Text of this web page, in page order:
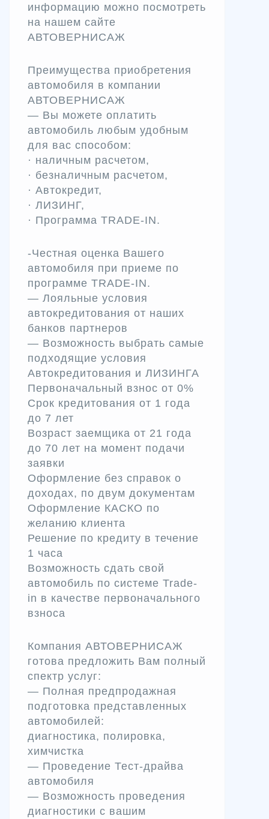
информацию можно посмотреть
на нашем сайте
АВТОВЕРНИСАЖ
Преимущества приобретения
автомобиля в компании
АВТОВЕРНИСАЖ
— Вы можете оплатить
автомобиль любым удобным
для вас способом:
· наличным расчетом,
· безналичным расчетом,
· Автокредит,
· ЛИЗИНГ,
· Программа TRADЕ-IN.
-Честная оценка Вашего
автомобиля при приеме по
программе TRADE-IN.
— Лояльные условия
автокредитования от наших
банков партнеров
— Возможность выбрать самые
подходящие условия
Автокредитования и ЛИЗИНГА
Первоначальный взнос от 0%
Срок кредитования от 1 года
до 7 лет
Возраст заемщика от 21 года
до 70 лет на момент подачи
заявки
Оформление без справок о
доходах, по двум документам
Оформление КАСКО по
желанию клиента
Решение по кредиту в течение
1 часа
Возможность сдать свой
автомобиль по системе Trade-
in в качестве первоначального
взноса
Компания АВТОВЕРНИСАЖ
готова предложить Вам полный
спектр услуг:
— Полная предпродажная
подготовка представленных
автомобилей:
диагностика, полировка,
химчистка
— Проведение Тест-драйва
автомобиля
— Возможность проведения
диагностики с вашим